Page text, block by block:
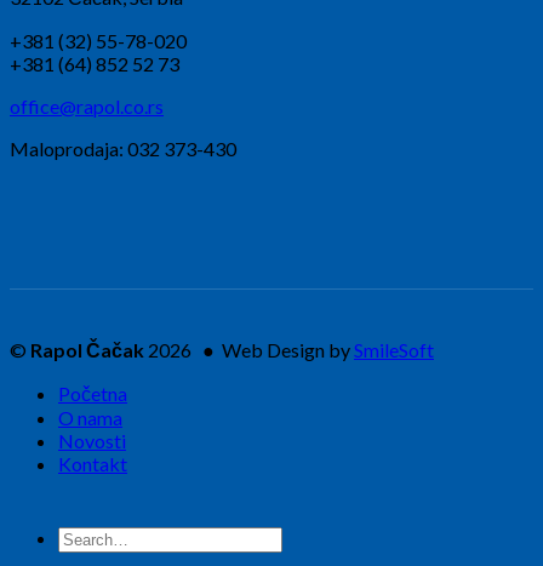
+381 (32) 55-78-020
+381 (64) 852 52 73
office@rapol.co.rs
Maloprodaja: 032 373-430
© Rapol Čačak 2026 ● Web Design bySmileSoft
Početna
O nama
Novosti
Kontakt
Search
for: